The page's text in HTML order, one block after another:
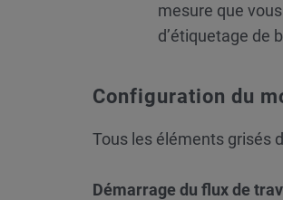
mesure que
d’étiquetage de
Configuration du
Tous les éléments grisés
Démarrage du flux de